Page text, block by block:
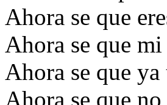
Ahora se que
Ahora se que
Ahora se que ya
Ahora se que